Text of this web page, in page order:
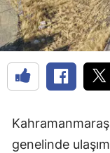
genelinde